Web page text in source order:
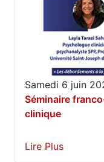
Samedi 6 juin
Séminaire
clinique
Lire Plus